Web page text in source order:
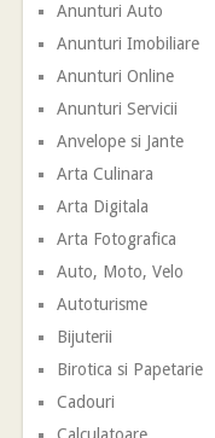
Anunturi Auto
Anunturi Imobiliare
Anunturi Online
Anunturi Servicii
Anvelope si Jante
Arta Culinara
Arta Digitala
Arta Fotografica
Auto, Moto, Velo
Autoturisme
Bijuterii
Birotica si Papetarie
Cadouri